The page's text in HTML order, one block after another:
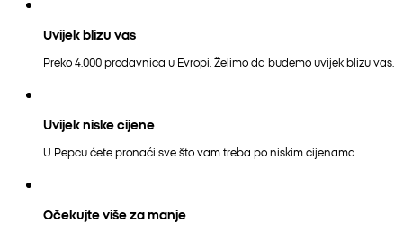
Uvijek blizu vas
Preko 4.000 prodavnica u Evropi. Želimo da budemo uvijek blizu vas.
Uvijek niske cijene
U Pepcu ćete pronaći sve što vam treba po niskim cijenama.
Očekujte više za manje